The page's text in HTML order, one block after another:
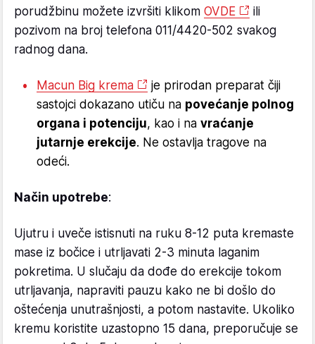
porudžbinu možete izvršiti klikom OVDE
ili
pozivom na broj telefona 011/4420-502 svakog
radnog dana.
Macun Big krema
je prirodan preparat čiji
sastojci dokazano utiču na povećanje polnog
organa i potenciju, kao i na vraćanje
jutarnje erekcije. Ne ostavlja tragove na
odeći.
Način upotrebe:
Ujutru i uveče istisnuti na ruku 8-12 puta kremaste
mase iz bočice i utrljavati 2-3 minuta laganim
pokretima. U slučaju da dođe do erekcije tokom
utrljavanja, napraviti pauzu kako ne bi došlo do
oštećenja unutrašnjosti, a potom nastavite. Ukoliko
kremu koristite uzastopno 15 dana, preporučuje se